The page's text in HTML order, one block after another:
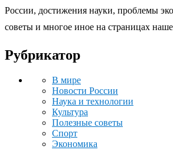
России, достижения науки, проблемы
советы и многое иное на страницах
Рубрикатор
В мире
Новости России
Наука и технологии
Культура
Полезные советы
Спорт
Экономика